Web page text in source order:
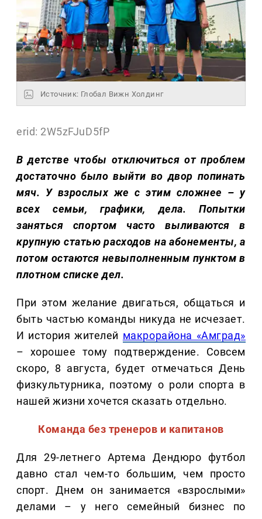
Источник: Глобал Вижн Холдинг
erid: 2W5zFJuD5fP
В детстве чтобы отключиться от проблем
достаточно было выйти во двор попинать
мяч. У взрослых же с этим сложнее – у
всех семьи, графики, дела. Попытки
заняться спортом часто выливаются в
крупную статью расходов на абонементы, а
потом остаются невыполненным пунктом в
плотном списке дел.
При этом желание двигаться, общаться и
быть частью команды никуда не исчезает.
И история жителей макрорайона «Амград»
– хорошее тому подтверждение. Совсем
скоро, 8 августа, будет отмечаться День
физкультурника, поэтому о роли спорта в
нашей жизни хочется сказать отдельно.
Команда без тренеров и капитанов
Для 29-летнего Артема Дендюро футбол
давно стал чем-то большим, чем просто
спорт. Днем он занимается «взрослыми»
делами – у него семейный бизнес по